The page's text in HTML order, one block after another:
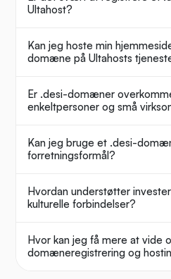
Ultahost?
Kan jeg hoste min
domæne på Ultahosts
Er .desi-domæner
enkeltpersoner og små
Kan jeg bruge et .desi-
forretningsformål?
Hvordan understøtter
kulturelle forbindelser?
Hvor kan jeg få mere at vide
domæneregistrering og